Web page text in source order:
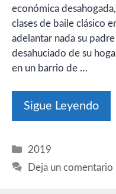
económica
clases de baile clásico
adelantar nada su
desahuciado de su
en un barrio de …
Sigue Leyendo
Categorías
2019
Deja un comentario